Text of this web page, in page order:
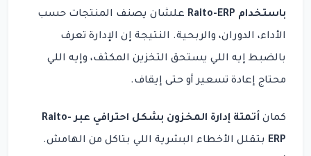
باستخدام Raito-ERP
علشان يصنف المنتجات حسب
الأداء، الدوران، والربحية. النتيجة إن الإدارة تعرف
بالضبط إيه اللي يستحق التخزين المكثف، وإيه اللي
محتاج إعادة تسعير أو حتى إيقاف.
كمان
أتمتة إدارة المخزون بشكل احترافي عبر Raito-
ERP بتقلل الأخطاء البشرية اللي بتاكل من الهامش.